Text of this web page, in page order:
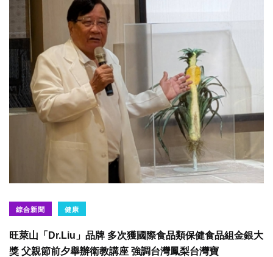
綜合新聞 健康
旺萊山「Dr.Liu」品牌 多次獲國際食品類保健食品組金銀大
獎 父親節前夕舉辦衛教講座 強調台灣鳳梨台灣寶